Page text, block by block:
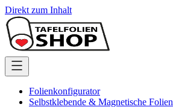
Direkt zum Inhalt
Folienkonfigurator
Selbstklebende & Magnetische Folien